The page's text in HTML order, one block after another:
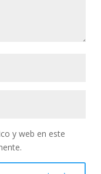
y web en este